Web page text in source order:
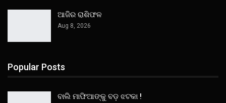
ଆଜିର ରାଶିଫଳ
Aug 8, 2026
Popular Posts
ବାଲି ମାଫିଆଙ୍କୁ ବଡ଼ ଝଟକା !